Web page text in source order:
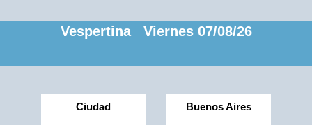
Vespertina Viernes 07/08/26
Ciudad Buenos Aires